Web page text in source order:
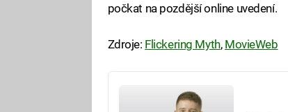
počkat na pozdější online uvedení.
Zdroje: Flickering Myth, MovieWeb